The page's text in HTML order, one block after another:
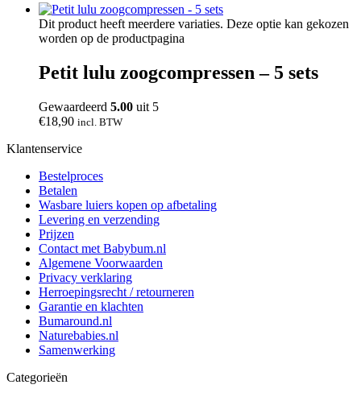
Dit product heeft meerdere variaties. Deze optie kan gekozen
worden op de productpagina
Petit lulu zoogcompressen – 5 sets
Gewaardeerd 5.00 uit 5
€18,90 incl. BTW
Klantenservice
Bestelproces
Betalen
Wasbare luiers kopen op afbetaling
Levering en verzending
Prijzen
Contact met Babybum.nl
Algemene Voorwaarden
Privacy verklaring
Herroepingsrecht / retourneren
Garantie en klachten
Bumaround.nl
Naturebabies.nl
Samenwerking
Categorieën